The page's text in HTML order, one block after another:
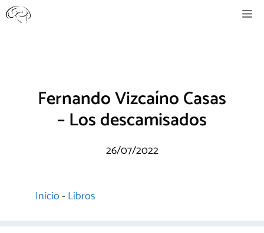
Saltar
al
Fernando Vizcaíno Casas
– Los descamisados
26/07/2022
Inicio-Libros